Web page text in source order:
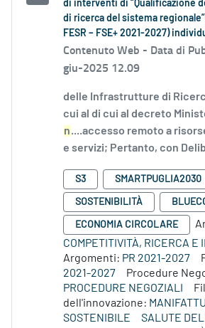
di interventi di “Qualificazione
di ricerca del sistema
FESR – FSE+ 2021-2027)
Contenuto Web - Data di
giu-2025 12.09
delle Infrastrutture di
cui al di cui al decreto
n....accesso remoto a
e servizi; Pertanto, con
S3 SMARTPUGLIA2030
SOSTENIBILITÀ
ECONOMIA CIRCOLARE
COMPETITIVITÀ, RICERCA E
Argomenti: PR 2021-2027
2021-2027
Procedure
PROCEDURE NEGOZIALI
dell'innovazione:
SOSTENIBILE
SALUTE